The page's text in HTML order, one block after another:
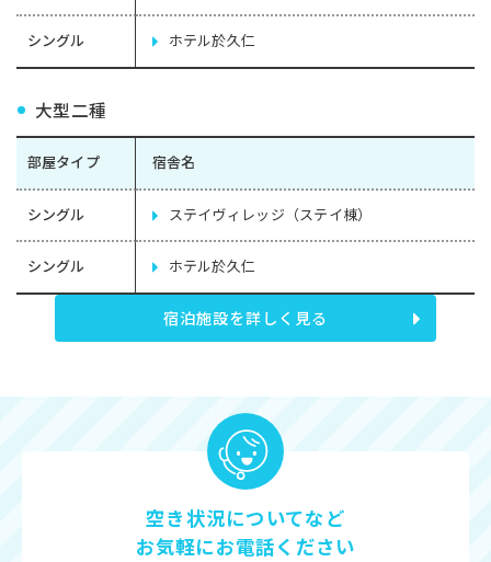
シングル ホテル於久仁
大型二種
部屋タイプ 宿舎名
シングル ステイヴィレッジ（ステイ棟）
シングル ホテル於久仁
宿泊施設を詳しく見る
空き状況についてなど
お気軽にお電話ください